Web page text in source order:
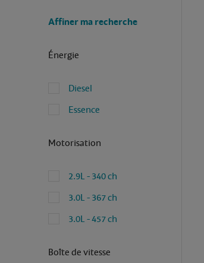
Affiner ma recherche
Énergie
Diesel
Essence
Motorisation
2.9L - 340 ch
3.0L - 367 ch
3.0L - 457 ch
Boîte de vitesse